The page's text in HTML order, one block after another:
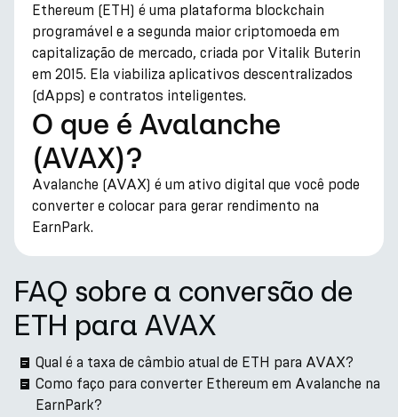
Ethereum (ETH) é uma plataforma blockchain
programável e a segunda maior criptomoeda em
capitalização de mercado, criada por Vitalik Buterin
em 2015. Ela viabiliza aplicativos descentralizados
(dApps) e contratos inteligentes.
O que é Avalanche
(AVAX)?
Avalanche (AVAX) é um ativo digital que você pode
converter e colocar para gerar rendimento na
EarnPark.
FAQ sobre a conversão de
ETH para AVAX
Qual é a taxa de câmbio atual de ETH para AVAX?
Como faço para converter Ethereum em Avalanche na
EarnPark?